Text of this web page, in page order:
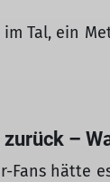
im Tal, ein
–
Fans hätte